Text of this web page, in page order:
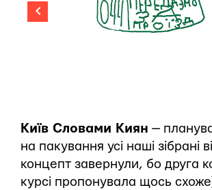
Київ Словами Киян —
на пакування усі наші зібрані
концепт завернули, бо друга
курсі пропонувала щось